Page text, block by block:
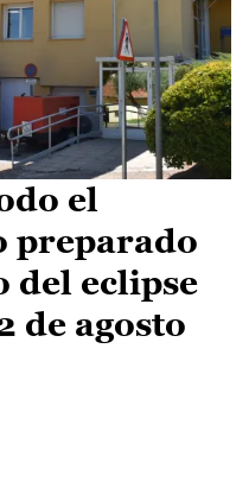
el
preparado
del eclipse
de agosto